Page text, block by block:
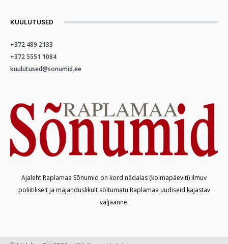
KUULUTUSED
+372 489 2133
+372 5551 1084
kuulutused@sonumid.ee
Ajaleht Raplamaa Sõnumid on kord nädalas (kolmapäeviti) ilmuv
poliitiliselt ja majanduslikult sõltumatu Raplamaa uudiseid kajastav
väljaanne.